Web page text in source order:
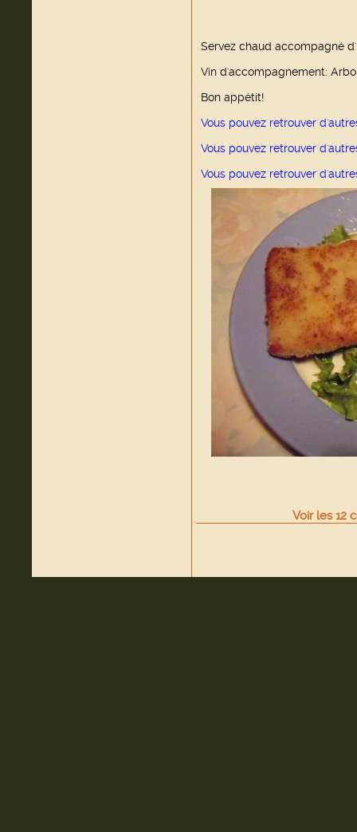
Servez chaud accompagné
Vin d'accompagnement:
Bon appétit!
Vous pouvez retrouver
Vous pouvez retrouver
Vous pouvez retrouver
Voir les12